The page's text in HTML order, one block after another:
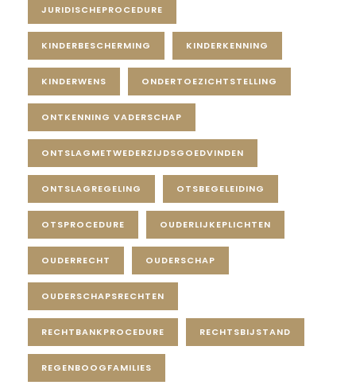
JURIDISCHEPROCEDURE
KINDERBESCHERMING KINDERKENNING
KINDERWENS ONDERTOEZICHTSTELLING
ONTKENNING VADERSCHAP
ONTSLAGMETWEDERZIJDSGOEDVINDEN
ONTSLAGREGELING OTSBEGELEIDING
OTSPROCEDURE OUDERLIJKEPLICHTEN
OUDERRECHT OUDERSCHAP
OUDERSCHAPSRECHTEN
RECHTBANKPROCEDURE RECHTSBIJSTAND
REGENBOOGFAMILIES